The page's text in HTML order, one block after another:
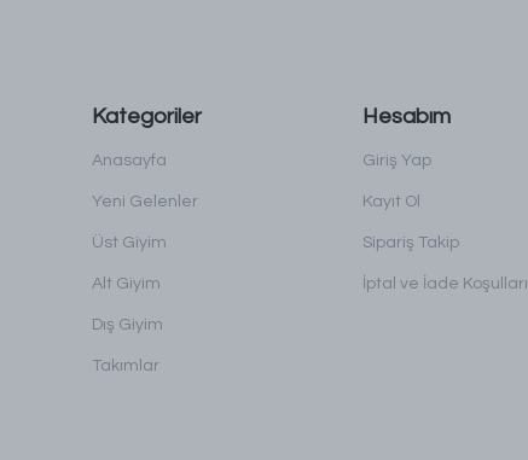
Kategoriler
Anasayfa
Yeni Gelenler
Üst Giyim
Alt Giyim
Dış Giyim
Takımlar
Hesabım
Giriş Yap
Kayıt Ol
Sipariş Takip
İptal ve İade Koşulları